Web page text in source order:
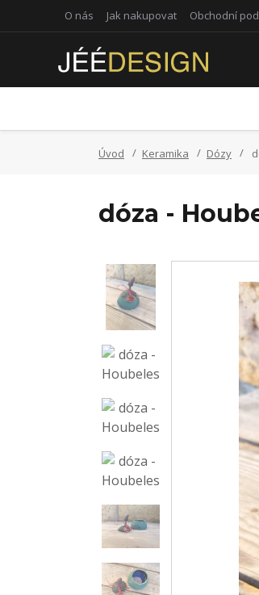
O nás Jak nakupovat Obchodní
Úvod Keramika Dózy
dóza -